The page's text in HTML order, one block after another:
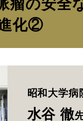
瘤の安全
化②
昭和大学
水谷 徹